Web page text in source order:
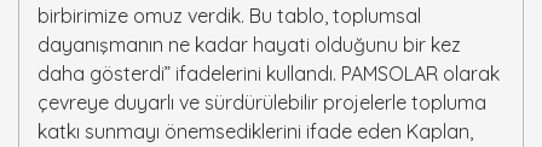
birbirimize omuz verdik. Bu tablo, toplumsal
dayanışmanın ne kadar hayati olduğunu bir kez
daha gösterdi” ifadelerini kullandı. PAMSOLAR olarak
çevreye duyarlı ve sürdürülebilir projelerle topluma
katkı sunmayı önemsediklerini ifade eden Kaplan,